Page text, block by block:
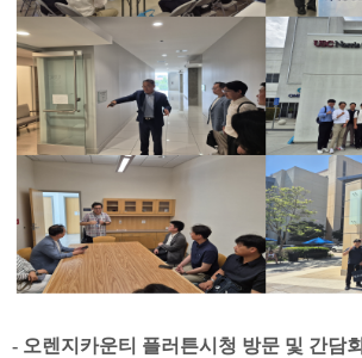
- 오렌지카운티 플러튼시청 방문 및 간담회